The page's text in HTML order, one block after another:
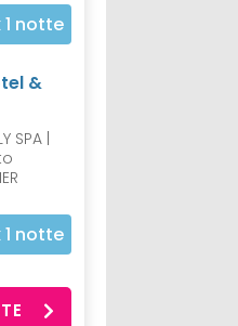
1 notte
&
SPA |
1 notte